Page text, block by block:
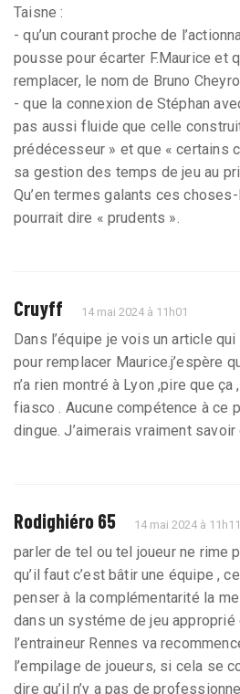
Taisne :
- qu’un courant proche de
pousse pour écarter F.Maurice et
remplacer, le nom de Bruno
- que la connexion de Stéphan
pas aussi fluide que celle
prédécesseur » et que « certains
sa gestion des temps de jeu au
Qu’en termes galants ces
pourrait dire « prudents ».
Cruyff 14 mai 2024 à 11h01
Dans l’équipe je vois un article
pour remplacer Maurice.j’espère
n’a rien montré à Lyon ,pire que ça
fiasco . Aucune compétence à ce
dingue. J’aimerais vraiment
Rodighiéro 65 14 mai 2024 à 11h11
parler de tel ou tel joueur ne rime
qu’il faut c’est bâtir une équipe ,
penser à la complémentarité la
dans un systéme de jeu
l’entraineur Rennes va
l’empilage de joueurs, si cela se
dire qu’il n’y a pas de